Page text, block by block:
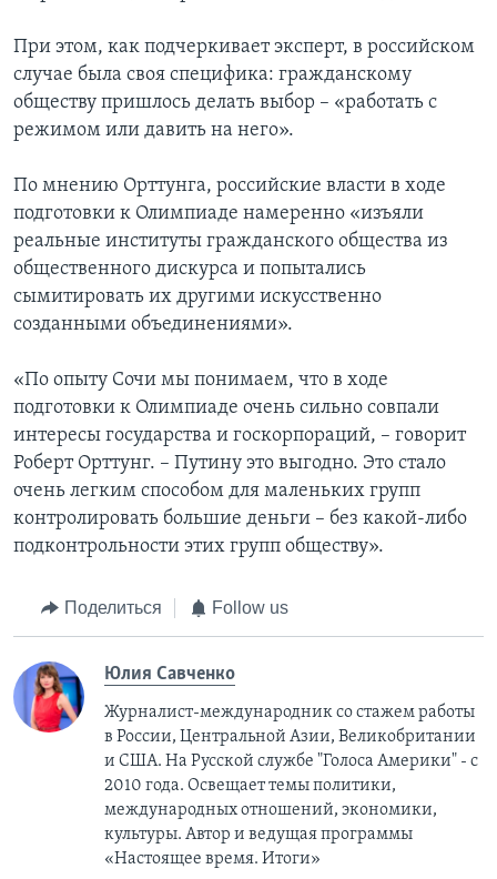
При этом, как подчеркивает эксперт, в российском
случае была своя специфика: гражданскому
обществу пришлось делать выбор – «работать с
режимом или давить на него».
По мнению Орттунга, российские власти в ходе
подготовки к Олимпиаде намеренно «изъяли
реальные институты гражданского общества из
общественного дискурса и попытались
сымитировать их другими искусственно
созданными объединениями».
«По опыту Сочи мы понимаем, что в ходе
подготовки к Олимпиаде очень сильно совпали
интересы государства и госкорпораций, – говорит
Роберт Орттунг. – Путину это выгодно. Это стало
очень легким способом для маленьких групп
контролировать большие деньги – без какой-либо
подконтрольности этих групп обществу».
Поделиться Follow us
Юлия Савченко
Журналист-международник cо стажем работы
в России, Центральной Азии, Великобритании
и США. На Русской службе "Голоса Америки" - с
2010 года. Освещает темы политики,
международных отношений, экономики,
культуры. Автор и ведущая программы
«Настоящее время. Итоги»